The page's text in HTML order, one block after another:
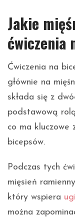
Jakie
ćwiczenia
Ćwiczenia na
głównie na
składa się z
podstawową
co ma kluczowe
bicepsów.
Podczas tych
mięsień
który wspiera
można